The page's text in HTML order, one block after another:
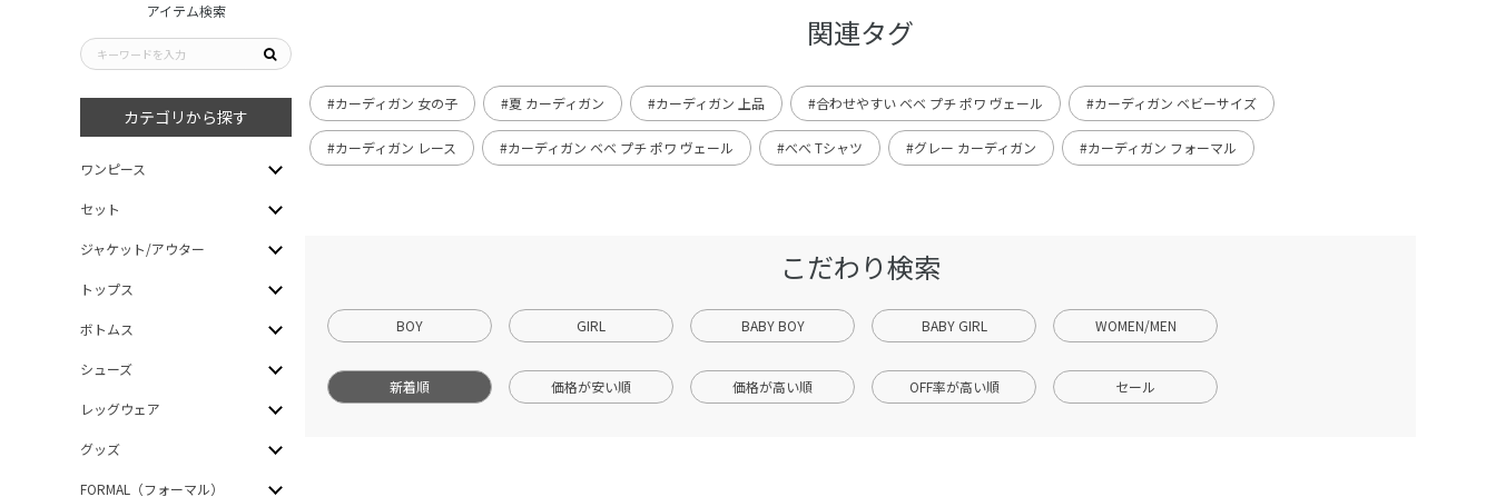
アイテム検索
カテゴリから探す
ワンピース
セット
ジャケット/アウター
トップス
ボトムス
シューズ
レッグウェア
グッズ
FORMAL（フォーマル）
関連タグ
#カーディガン 女の子 #夏 カーディガン #カーディガン 上品 #合わせやすい ベベ プチ ポワ ヴェール #カーディガン ベビーサイズ
#カーディガン レース #カーディガン ベベ プチ ポワ ヴェール #べべ Tシャツ #グレー カーディガン #カーディガン フォーマル
こだわり検索
BOY GIRL BABY BOY BABY GIRL WOMEN/MEN
新着順 価格が安い順 価格が高い順 OFF率が高い順 セール